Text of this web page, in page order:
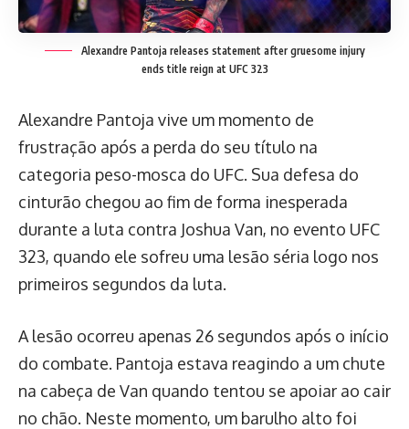
Alexandre Pantoja releases statement after gruesome injury
ends title reign at UFC 323
Alexandre Pantoja vive um momento de
frustração após a perda do seu título na
categoria peso-mosca do UFC. Sua defesa do
cinturão chegou ao fim de forma inesperada
durante a luta contra Joshua Van, no evento UFC
323, quando ele sofreu uma lesão séria logo nos
primeiros segundos da luta.
A lesão ocorreu apenas 26 segundos após o início
do combate. Pantoja estava reagindo a um chute
na cabeça de Van quando tentou se apoiar ao cair
no chão. Neste momento, um barulho alto foi